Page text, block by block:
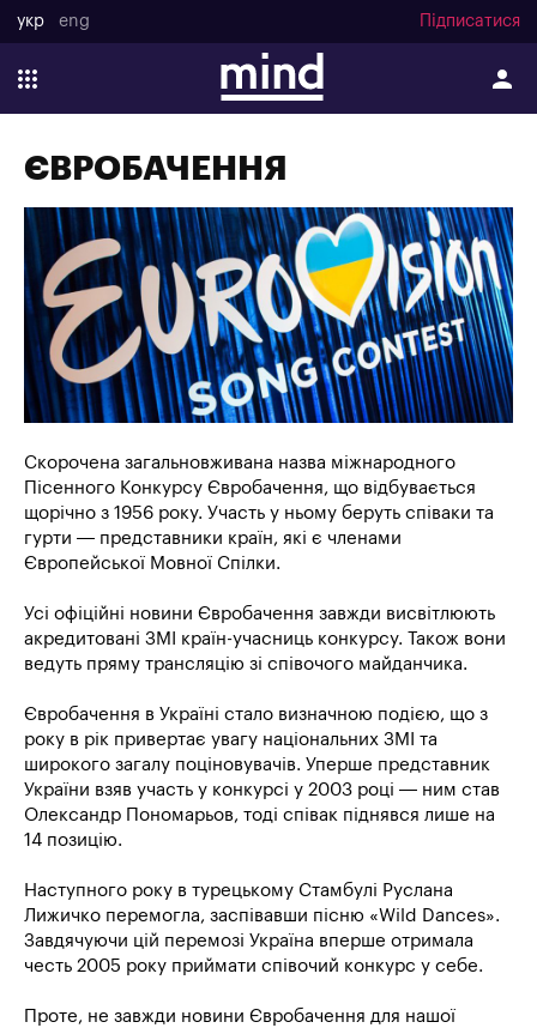
укр eng Підписатися
ЄВРОБАЧЕННЯ
Cкорочена загальновживана назва міжнародного
Пісенного Конкурсу Євробачення, що відбувається
щорічно з 1956 року. Участь у ньому беруть співаки та
гурти — представники країн, які є членами
Європейської Мовної Спілки.
Усі офіційні новини Євробачення завжди висвітлюють
акредитовані ЗМІ країн-учасниць конкурсу. Також вони
ведуть пряму трансляцію зі співочого майданчика.
Євробачення в Україні стало визначною подією, що з
року в рік привертає увагу національних ЗМІ та
широкого загалу поціновувачів. Уперше представник
України взяв участь у конкурсі у 2003 році — ним став
Олександр Пономарьов, тоді співак піднявся лише на
14 позицію.
Наступного року в турецькому Стамбулі Руслана
Лижичко перемогла, заспівавши пісню «Wild Dances».
Завдячуючи цій перемозі Україна вперше отримала
честь 2005 року приймати співочий конкурс у себе.
Проте, не завжди новини Євробачення для нашої